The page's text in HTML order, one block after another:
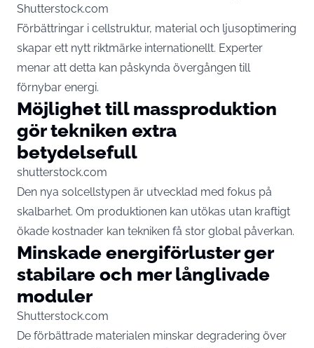
Shutterstock.com
Förbättringar i cellstruktur, material och ljusoptimering
skapar ett nytt riktmärke internationellt. Experter
menar att detta kan påskynda övergången till
förnybar energi.
Möjlighet till massproduktion
gör tekniken extra
betydelsefull
shutterstock.com
Den nya solcellstypen är utvecklad med fokus på
skalbarhet. Om produktionen kan utökas utan kraftigt
ökade kostnader kan tekniken få stor global påverkan.
Minskade energiförluster ger
stabilare och mer långlivade
moduler
Shutterstock.com
De förbättrade materialen minskar degradering över